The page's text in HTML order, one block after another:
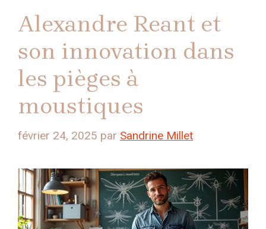
Alexandre Reant et
son innovation dans
les pièges à
moustiques
février 24, 2025 par Sandrine Millet